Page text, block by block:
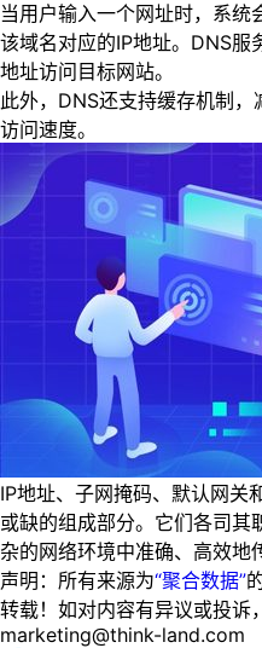
当用户输入一个网址时，系统
该域名对应的IP地址。DNS服
地址访问目标网站。
此外，DNS还支持缓存机制
访问速度。
IP地址、子网掩码、默认网关
或缺的组成部分。它们各司其
杂的网络环境中准确、高效地
声明：所有来源为“聚合数据”
转载！如对内容有异议或投诉
marketing@think-land.com